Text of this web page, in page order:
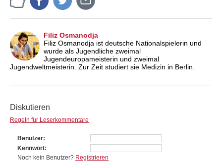
Filiz Osmanodja
Filiz Osmanodja ist deutsche Nationalspielerin und
wurde als Jugendliche zweimal
Jugendeuropameisterin und zweimal
Jugendweltmeisterin. Zur Zeit studiert sie Medizin in Berlin.
Diskutieren
Regeln für Leserkommentare
Benutzer
Kennwort
Noch kein Benutzer? Registrieren